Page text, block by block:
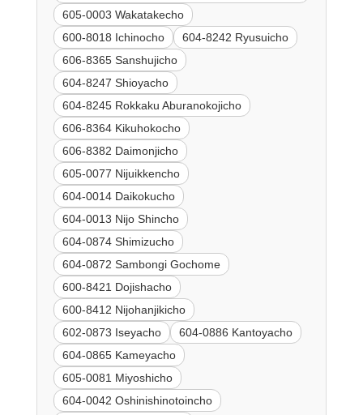
605-0003 Wakatakecho
600-8018 Ichinocho
604-8242 Ryusuicho
606-8365 Sanshujicho
604-8247 Shioyacho
604-8245 Rokkaku Aburanokojicho
606-8364 Kikuhokocho
606-8382 Daimonjicho
605-0077 Nijuikkencho
604-0014 Daikokucho
604-0013 Nijo Shincho
604-0874 Shimizucho
604-0872 Sambongi Gochome
600-8421 Dojishacho
600-8412 Nijohanjikicho
602-0873 Iseyacho
604-0886 Kantoyacho
604-0865 Kameyacho
605-0081 Miyoshicho
604-0042 Oshinishinotoincho